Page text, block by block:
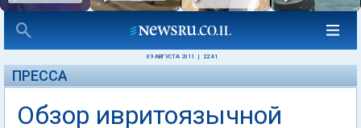
09 АВГУСТА 2011 22:41
ПРЕССА
Обзор ивритоязычной